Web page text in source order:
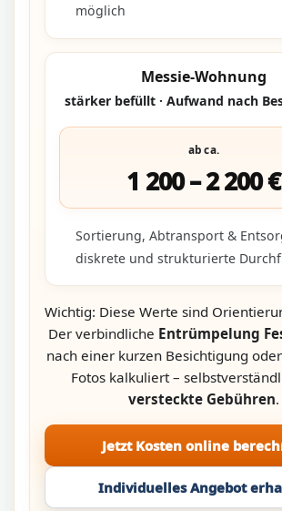
möglich
Messie-Wohnung
stärker befüllt · Aufwand nach
ab ca.
1 200 – 2 200 €
Sortierung, Abtransport &
diskrete und strukturierte
Wichtig: Diese Werte sind
Der verbindliche Entrümpelung
nach einer kurzen Besichtigung
Fotos kalkuliert –
versteckte Gebühren.
Jetzt Kosten online
Individuelles Angebot